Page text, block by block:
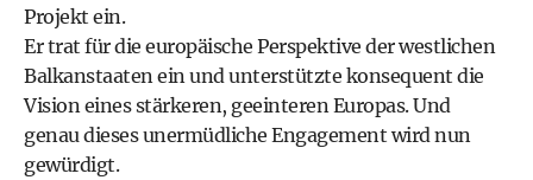
Projekt ein.
Er trat für die europäische Perspektive der westlichen
Balkanstaaten ein und unterstützte konsequent die
Vision eines stärkeren, geeinteren Europas. Und
genau dieses unermüdliche Engagement wird nun
gewürdigt.